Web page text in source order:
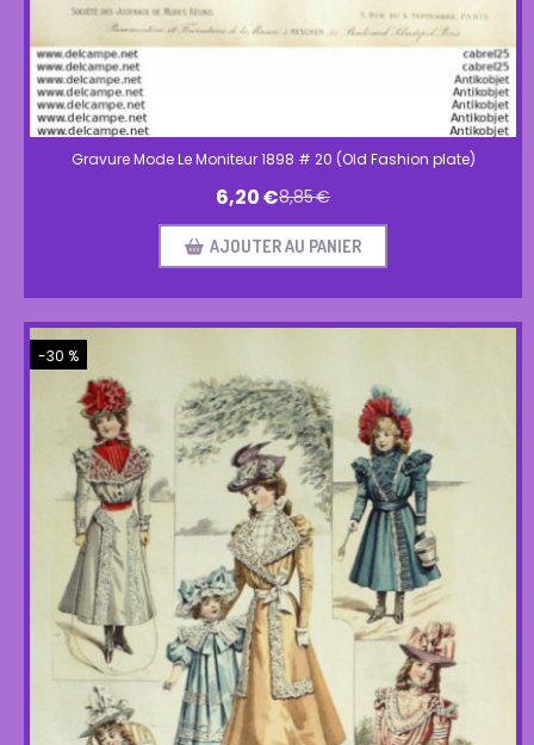
Gravure Mode Le Moniteur 1898 # 20 (Old Fashion plate)
6,20€8,85€
AJOUTER AU PANIER
-30 %